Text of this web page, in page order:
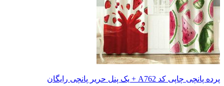
پرده پانچی چاپی کد A762 + یک پنل حریر پانچی رایگان